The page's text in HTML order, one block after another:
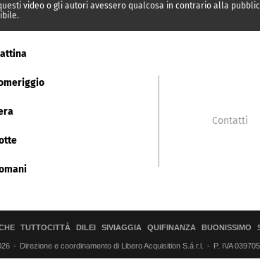
video o gli autori avessero qualcosa in contrario alla
Contatti
TUTTOCITTÀ DILEI SIVIAGGIA QUIFINANZA BUONISSIMO
Direzione e coordinamento di Libero Acquisition S.á r.l. P. IVA